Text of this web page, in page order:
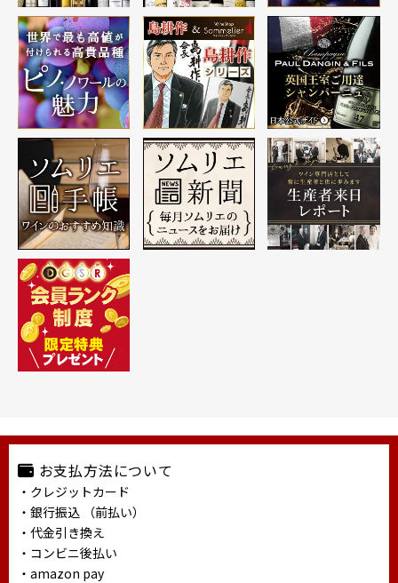
お支払方法について
・クレジットカード
・銀行振込 （前払い）
・代金引き換え
・コンビニ後払い
・amazon pay